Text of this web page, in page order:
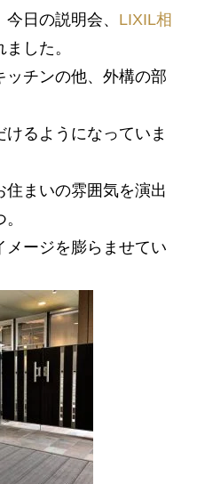
日の説明会、 LIXIL相
した。
ッチンの他、外構の部
るようになっていま
住まいの雰囲気を演出
メージを膨らませてい